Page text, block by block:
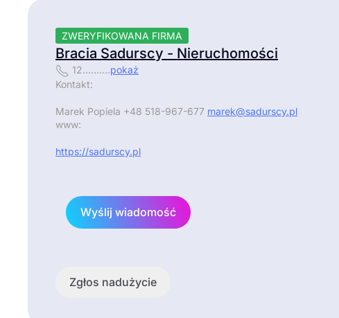
ZWERYFIKOWANA FIRMA
Bracia Sadurscy - Nieruchomości
12..........pokaż
Kontakt:
Marek Popiela +48 518-967-677 marek@sadurscy.pl
www:
https://sadurscy.pl
Wyślij wiadomość
Zgłos nadużycie